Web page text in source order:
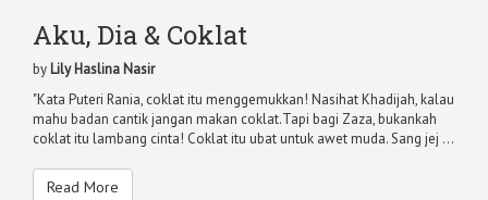
Aku, Dia & Coklat
by Lily Haslina Nasir
"Kata Puteri Rania, coklat itu menggemukkan! Nasihat Khadijah, kalau
mahu badan cantik jangan makan coklat.Tapi bagi Zaza, bukankah
coklat itu lambang cinta! Coklat itu ubat untuk awet muda. Sang jej ...
Read More